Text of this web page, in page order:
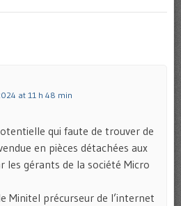
at 11 h 48 min
qui faute de trouver de
en pièces détachées aux
les gérants de la société Micro
Minitel précurseur de l’internet